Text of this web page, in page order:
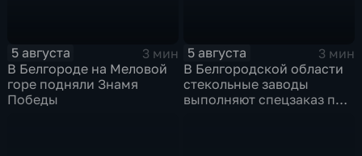
5 августа
3 мин
В Белгороде на Меловой
горе подняли Знамя
Победы
5 августа
3 мин
В Белгородской области
стекольные заводы
выполняют спецзаказ по